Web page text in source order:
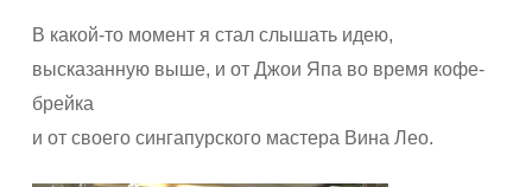
В какой-то момент я стал слышать идею,
высказанную выше, и от Джои Япа во время кофе-
брейка
и от своего сингапурского мастера Вина Лео.